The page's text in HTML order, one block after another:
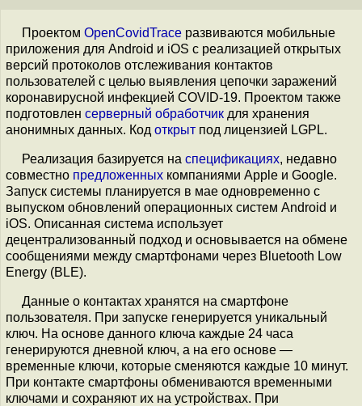
Проектом OpenCovidTrace развиваются мобильные
приложения для Android и iOS c реализацией открытых
версий протоколов отслеживания контактов
пользователей с целью выявления цепочки заражений
коронавирусной инфекцией COVID-19. Проектом также
подготовлен серверный обработчик для хранения
анонимных данных. Код открыт под лицензией LGPL.
Реализация базируется на спецификациях, недавно
совместно предложенных компаниями Apple и Google.
Запуск системы планируется в мае одновременно с
выпуском обновлений операционных систем Android и
iOS. Описанная система использует
децентрализованный подход и основывается на обмене
сообщениями между смартфонами через Bluetooth Low
Energy (BLE).
Данные о контактах хранятся на смартфоне
пользователя. При запуске генерируется уникальный
ключ. На основе данного ключа каждые 24 часа
генерируются дневной ключ, а на его основе —
временные ключи, которые сменяются каждые 10 минут.
При контакте смартфоны обмениваются временными
ключами и сохраняют их на устройствах. При